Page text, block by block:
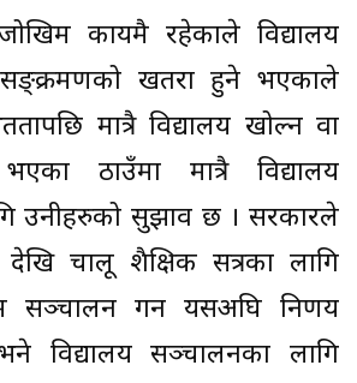
जोखिम कायमै रहेकाले विद्यालय
सङ्क्रमणको खतरा हुने भएकाले
मात्रै विद्यालय खोल्न वा
ठाउँमा मात्रै विद्यालय
उनीहरुको सुझाव छ । सरकारले
चालू शैक्षिक सत्रका लागि
सञ्चालन गर्न यसअघि निर्णय
विद्यालय सञ्चालनका लागि